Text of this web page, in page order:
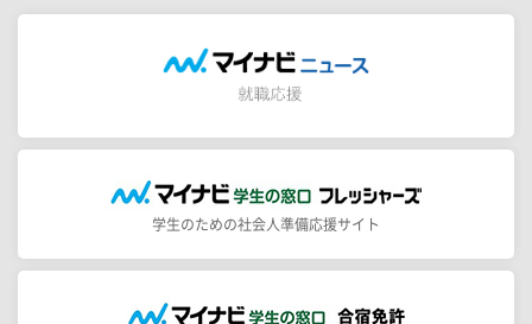
学生のための社会人準備応援サイト